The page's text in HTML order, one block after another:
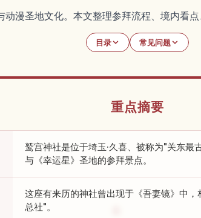
漫圣地文化。本文整理参拜流程、境内看点
目录 常见问题
重点摘要
鹫宫神社是位于埼玉·久喜、被称为"关东
与《幸运星》圣地的参拜景点。
这座有来历的神社曾出现于《吾妻镜》中
总社"。